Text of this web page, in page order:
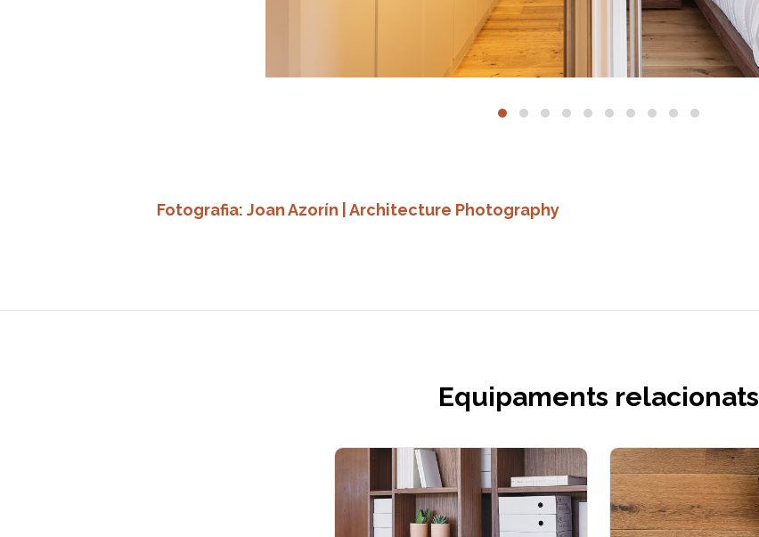
Fotografia: Joan Azorín | Architecture Photography
Equipaments relacionats